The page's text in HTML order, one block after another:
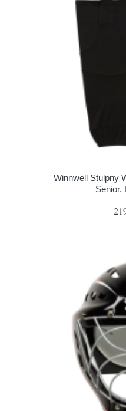
Winnwell Stulpny
Senior,